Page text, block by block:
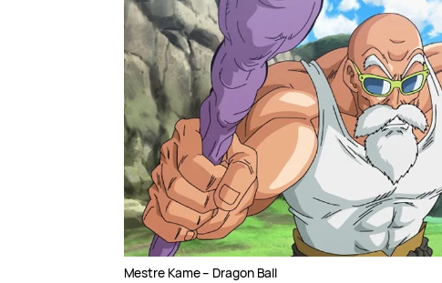
Mestre Kame – Dragon Ball